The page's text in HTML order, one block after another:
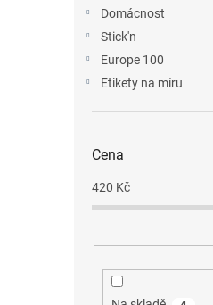
Domácnost
Stick'n
Europe 100
Etikety na míru
Cena
420 Kč